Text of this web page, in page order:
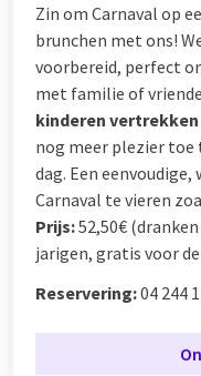
Zin om Carnaval op
brunchen met ons!
voorbereid, perfect
met familie of
kinderen
nog meer plezier toe
dag. Een
Carnaval te vieren
Prijs:52,50€
jarigen, gratis voor
Reservering:04 244